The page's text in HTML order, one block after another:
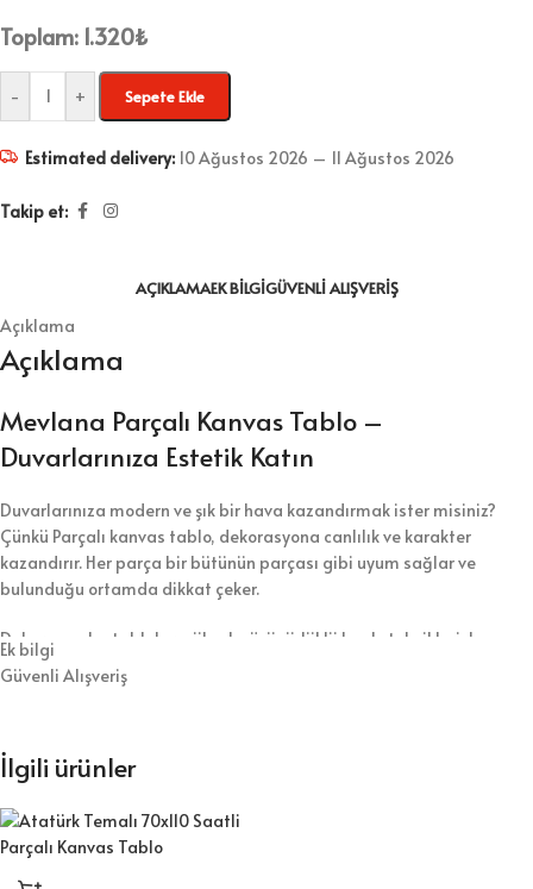
Toplam: 1.320₺
- + Sepete Ekle
Estimated delivery: 10 Ağustos 2026 – 11 Ağustos 2026
Takip et:
AÇIKLAMAEK BILGIGÜVENLI ALIŞVERIŞ
Açıklama
Açıklama
Mevlana Parçalı Kanvas Tablo –
Duvarlarınıza Estetik Katın
Duvarlarınıza modern ve şık bir hava kazandırmak ister misiniz?
Çünkü Parçalı kanvas tablo, dekorasyona canlılık ve karakter
kazandırır. Her parça bir bütünün parçası gibi uyum sağlar ve
bulunduğu ortamda dikkat çeker.
Dekormas, bu tabloları yüksek çözünürlüklü baskı teknikleriyle
hazırlar. Renkler canlı kalır, detaylar net görünür. Ahşap şasi üzerine
gerilen sağlam kanvas kumaş, tabloya uzun ömür kazandırır. Her
Parçalı Kanvas Tablo ile Doğa manzaraları, şehir görünümleri, soyut
Evinize, ofisinize ya da sevdiklerinize hediye etmek için ideal
seçenekler bulabilirsiniz. Duvarınıza kolayca asarsınız, iz bırakmaz.
Ek bilgi
Güvenli Alışveriş
İlgili ürünler